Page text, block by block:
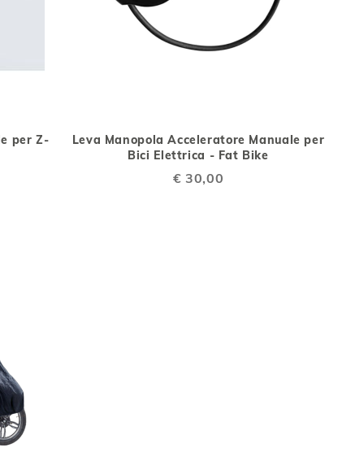
per Z-
Leva Manopola Acceleratore Manuale per
Bici Elettrica - Fat Bike
€ 30,00
LISTA
DESIDERI
CONFRONTO